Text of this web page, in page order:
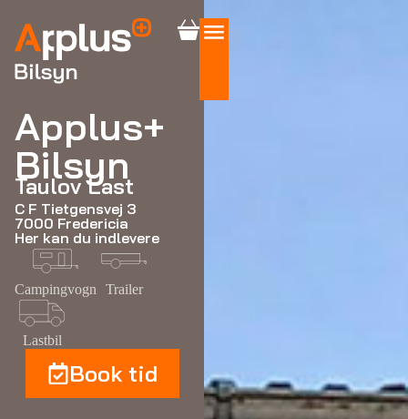
Applus+
Bilsyn
Taulov Last
C F Tietgensvej 3
7000 Fredericia
Her kan du indlevere
Campingvogn Trailer
Lastbil
Book tid